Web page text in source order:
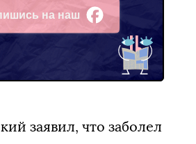
на наш
заявил, что заболел